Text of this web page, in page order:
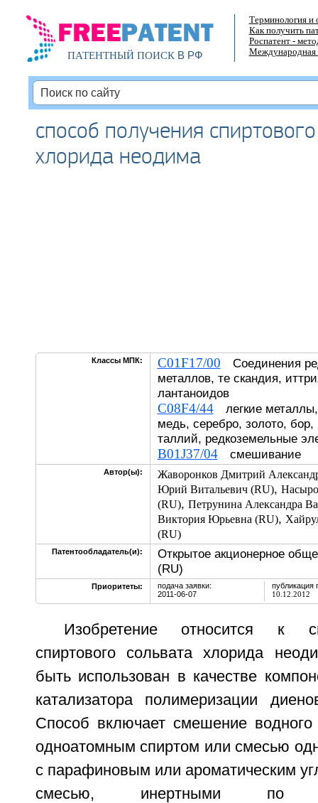
ПАТЕНТНЫЙ ПОИСКВ РФ
Терминология и
Как получить
Роспатент -
Международная
способ получения
хлорида неодима
Классы МПК: C01F17/00 Соединения
металлов, те скандия,
лантаноидов
C08F4/44легкие металлы,
медь, серебро, золото,
таллий, редкоземельные
B01J37/04смешивание
Автор(ы):
Жаворонков Дмитрий
Юрий Витальевич (RU),
(RU), Петрунина Александра
Виктория Юрьевна (RU),
(RU)
Патентообладатель(и):
Открытое акционерное
(RU)
Приоритеты:
подача заявки:
2011-06-07
публикация
10.12.2012
Изобретение относится к
спиртового сольвата хлорида
быть использован в качестве
катализатора полимеризации
Способ включает смешение
одноатомным спиртом или смесью
с парафиновым или ароматическим
смесью, инертными по